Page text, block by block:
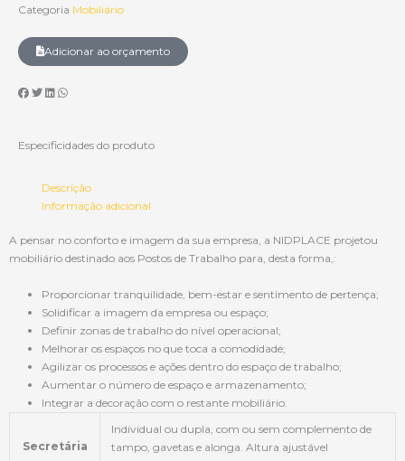
Categoria Mobiliário
Adicionar ao orçamento
Especificidades do produto
Descrição
Informação adicional
A pensar no conforto e imagem da sua empresa, a NIDPLACE projetou
mobiliário destinado aos Postos de Trabalho para, desta forma,:
Proporcionar tranquilidade, bem-estar e sentimento de pertença;
Solidificar a imagem da empresa ou espaço;
Definir zonas de trabalho do nível operacional;
Melhorar os espaços no que toca a comodidade;
Agilizar os processos e ações dentro do espaço de trabalho;
Aumentar o número de espaço e armazenamento;
Integrar a decoração com o restante mobiliário.
Secretária
Individual ou dupla, com ou sem complemento de
tampo, gavetas e alonga. Altura ajustável